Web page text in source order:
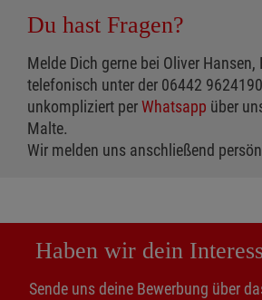
Du hast Fragen?
Melde Dich gerne bei Oliver
telefonisch unter der 06442
unkompliziert perWhatsapp über
Malte.
Wir melden uns anschließend
Haben wir dein
Sende uns deine Bewerbung über